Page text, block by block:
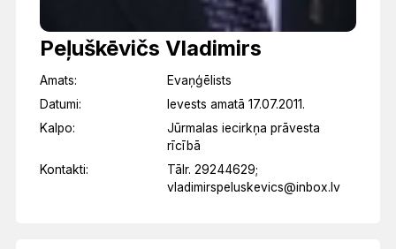
Peļuškēvičs Vladimirs
Amats:
Evaņģēlists
Datumi:
Ievests amatā 17.07.2011.
Kalpo:
Jūrmalas iecirkņa prāvesta
rīcībā
Kontakti:
Tālr. 29244629;
vladimirspeluskevics@inbox.lv